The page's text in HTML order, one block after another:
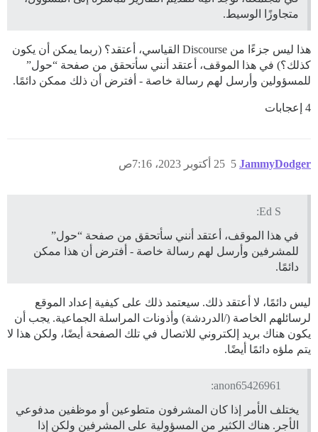
متجاوزًا الوسيط.
هذا ليس جزءًا من Discourse القياسي، أعتقد؟ (ربما يمكن أن يكون
كذلك؟) في هذا الموقف، أعتقد أنني سأتحقق من صفحة “حول”
للمسؤولين وأرسل لهم رسالة خاصة - أفترض أن ذلك ممكن دائمًا.
4 إعجابات
JammyDodger 25 أكتوبر 2023، 7:16ص 5
Ed S:
في هذا الموقف، أعتقد أنني سأتحقق من صفحة “حول”
للمشرفين وأرسل لهم رسالة خاصة - أفترض أن هذا ممكن
دائمًا.
ليس دائمًا، لا أعتقد ذلك. سيعتمد ذلك على كيفية إعداد الموقع
لرسائلهم الخاصة (/الدردشة) وأذونات المراسلة الجماعية. يجب أن
يكون هناك بريد إلكتروني للاتصال في تلك الصفحة أيضًا، ولكن هذا لا
يتم ملؤه دائمًا أيضًا.
anon65426961:
يختلف الأمر إذا كان المشرفون متطوعين أو موظفين مدفوعي
الأجر. هناك الكثير من المسؤولية على المشرفين ولكن إذا